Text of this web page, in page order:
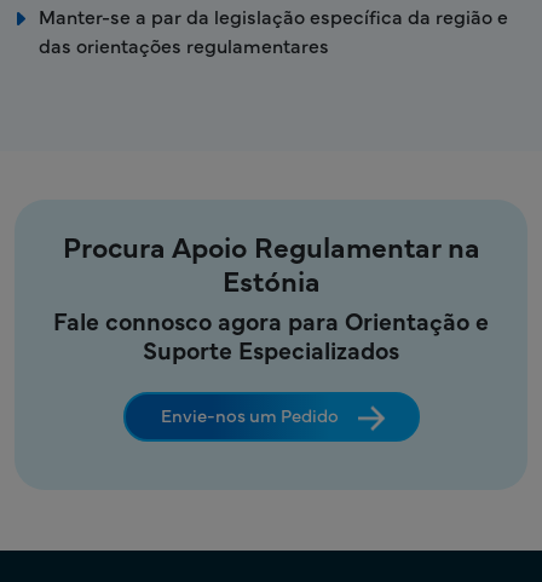
Manter-se a par da legislação específica da região e
das orientações regulamentares
Procura Apoio Regulamentar na
Estónia
Fale connosco agora para Orientação e
Suporte Especializados
Envie-nos um Pedido